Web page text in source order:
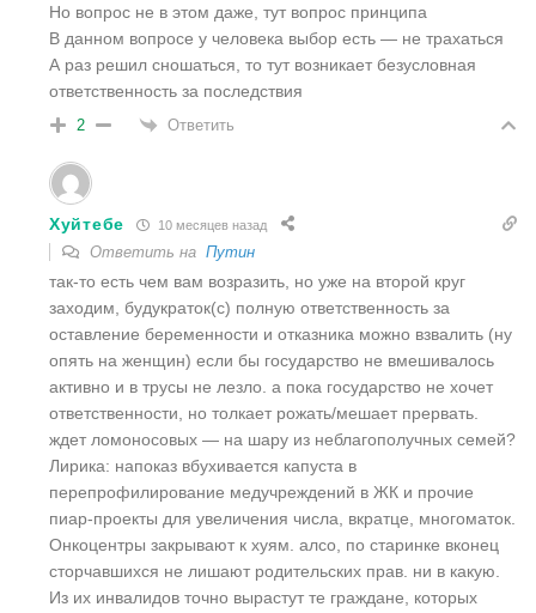
Но вопрос не в этом даже, тут вопрос принципа
В данном вопросе у человека выбор есть — не трахаться
А раз решил сношаться, то тут возникает безусловная
ответственность за последствия
2 Ответить
Хуйтебе 10 месяцев назад
Ответить на Путин
так-то есть чем вам возразить, но уже на второй круг
заходим, будукраток(с) полную ответственность за
оставление беременности и отказника можно взвалить (ну
опять на женщин) если бы государство не вмешивалось
активно и в трусы не лезло. а пока государство не хочет
ответственности, но толкает рожать/мешает прервать.
ждет ломоносовых — на шару из неблагополучных семей?
Лирика: напоказ вбухивается капуста в
перепрофилирование медучреждений в ЖК и прочие
пиар-проекты для увеличения числа, вкратце, многоматок.
Онкоцентры закрывают к хуям. алсо, по старинке вконец
сторчавшихся не лишают родительских прав. ни в какую.
Из их инвалидов точно вырастут те граждане, которых